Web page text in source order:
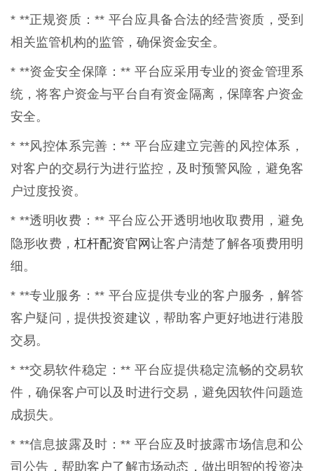
* **正规资质：** 平台应具备合法的经营资质，受到
相关监管机构的监管，确保资金安全。
* **资金安全保障：** 平台应采用专业的资金管理系
统，将客户资金与平台自有资金隔离，保障客户资金
安全。
* **风控体系完善：** 平台应建立完善的风控体系，
对客户的交易行为进行监控，及时预警风险，避免客
户过度投资。
* **透明收费：** 平台应公开透明地收取费用，避免
隐形收费， 杠杆配资官网让客户清楚了解各项费用明
细。
* **专业服务：** 平台应提供专业的客户服务，解答
客户疑问，提供投资建议，帮助客户更好地进行港股
交易。
* **交易软件稳定：** 平台应提供稳定流畅的交易软
件，确保客户可以及时进行交易，避免因软件问题造
成损失。
* **信息披露及时：** 平台应及时披露市场信息和公
司公告，帮助客户了解市场动态，做出明智的投资决